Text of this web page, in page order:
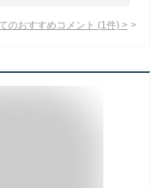
のおすすめコメント (1 件) >